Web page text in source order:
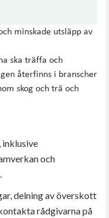
minskade utsläpp av
ska träffa och
återfinns i branscher
skog och trä och
och
delning av överskott
rådgivarna på